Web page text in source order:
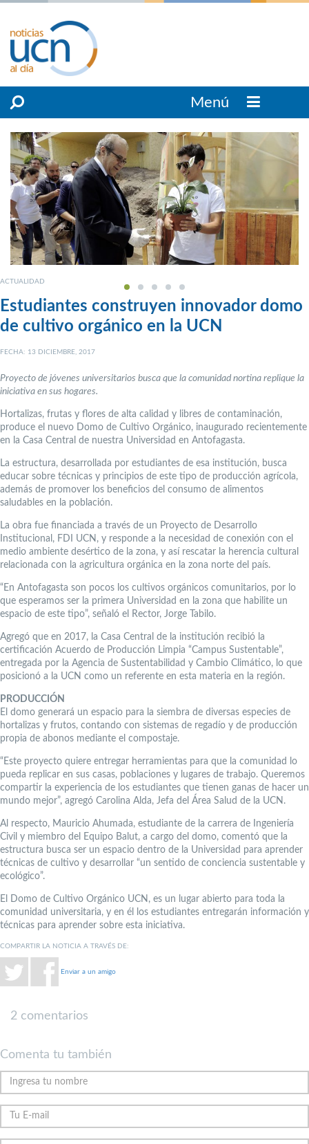
Menú
ACTUALIDAD
Estudiantes construyen innovador domo
de cultivo orgánico en la UCN
FECHA: 13 DICIEMBRE, 2017
Proyecto de jóvenes universitarios busca que la comunidad nortina replique la
iniciativa en sus hogares.
Hortalizas, frutas y flores de alta calidad y libres de contaminación,
produce el nuevo Domo de Cultivo Orgánico, inaugurado recientemente
en la Casa Central de nuestra Universidad en Antofagasta.
La estructura, desarrollada por estudiantes de esa institución, busca
educar sobre técnicas y principios de este tipo de producción agrícola,
además de promover los beneficios del consumo de alimentos
saludables en la población.
La obra fue financiada a través de un Proyecto de Desarrollo
Institucional, FDI UCN, y responde a la necesidad de conexión con el
medio ambiente desértico de la zona, y así rescatar la herencia cultural
relacionada con la agricultura orgánica en la zona norte del país.
“En Antofagasta son pocos los cultivos orgánicos comunitarios, por lo
que esperamos ser la primera Universidad en la zona que habilite un
espacio de este tipo”, señaló el Rector, Jorge Tabilo.
Agregó que en 2017, la Casa Central de la institución recibió la
certificación Acuerdo de Producción Limpia “Campus Sustentable”,
entregada por la Agencia de Sustentabilidad y Cambio Climático, lo que
posicionó a la UCN como un referente en esta materia en la región.
PRODUCCIÓN
El domo generará un espacio para la siembra de diversas especies de
hortalizas y frutos, contando con sistemas de regadío y de producción
propia de abonos mediante el compostaje.
“Este proyecto quiere entregar herramientas para que la comunidad lo
pueda replicar en sus casas, poblaciones y lugares de trabajo. Queremos
compartir la experiencia de los estudiantes que tienen ganas de hacer un
mundo mejor”, agregó Carolina Alda, Jefa del Área Salud de la UCN.
Al respecto, Mauricio Ahumada, estudiante de la carrera de Ingeniería
Civil y miembro del Equipo Balut, a cargo del domo, comentó que la
estructura busca ser un espacio dentro de la Universidad para aprender
técnicas de cultivo y desarrollar “un sentido de conciencia sustentable y
ecológico”.
El Domo de Cultivo Orgánico UCN, es un lugar abierto para toda la
comunidad universitaria, y en él los estudiantes entregarán información y
técnicas para aprender sobre esta iniciativa.
COMPARTIR LA NOTICIA A TRAVÉS DE:
Enviar a un amigo
2 comentarios
Comenta tu también